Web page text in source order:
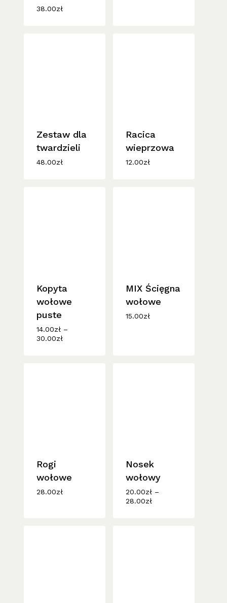
38.00zł
Zestaw dla
twardzieli
48.00zł
Racica
wieprzowa
12.00zł
Kopyta
wołowe
puste
14.00zł –
30.00złZakres
MIX Ścięgna
wołowe
15.00zł
Rogi
wołowe
28.00zł
Nosek
wołowy
20.00zł –
28.00złZakres